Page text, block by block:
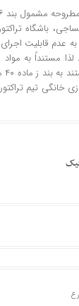
باشگاه
به عدم قابلیت
خانگی تیم